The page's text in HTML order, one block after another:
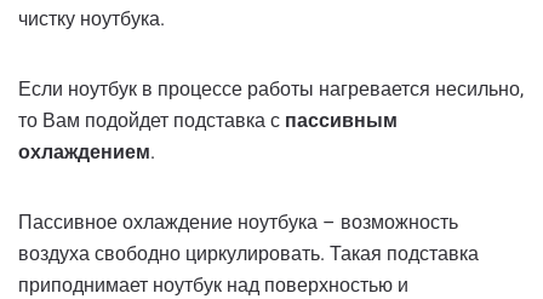
чистку ноутбука.
Если ноутбук в процессе работы нагревается несильно,
то Вам подойдет подставка с пассивным
охлаждением.
Пассивное охлаждение ноутбука – возможность
воздуха свободно циркулировать. Такая подставка
приподнимает ноутбук над поверхностью и